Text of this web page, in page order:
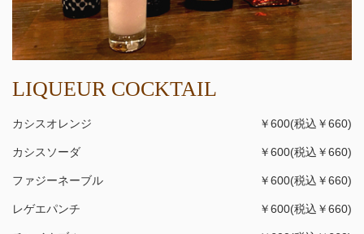
LIQUEUR COCKTAIL
カシスオレンジ ￥600(税込￥660)
カシスソーダ ￥600(税込￥660)
ファジーネーブル ￥600(税込￥660)
レゲエパンチ ￥600(税込￥660)